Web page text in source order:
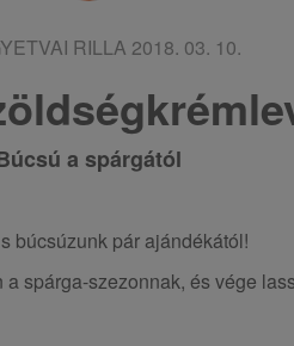
RILLA 2018. 03. 10.
a spárgától
búcsúzunk pár ajándékától!
spárga-szezonnak, és vége